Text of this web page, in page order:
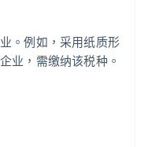
。例如，采用纸质形
业，需缴纳该税种。